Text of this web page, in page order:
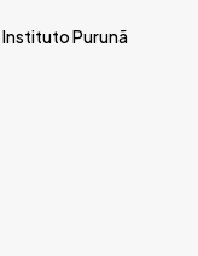
Instituto Purunã